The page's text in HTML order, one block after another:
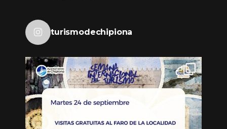
turismodechipiona